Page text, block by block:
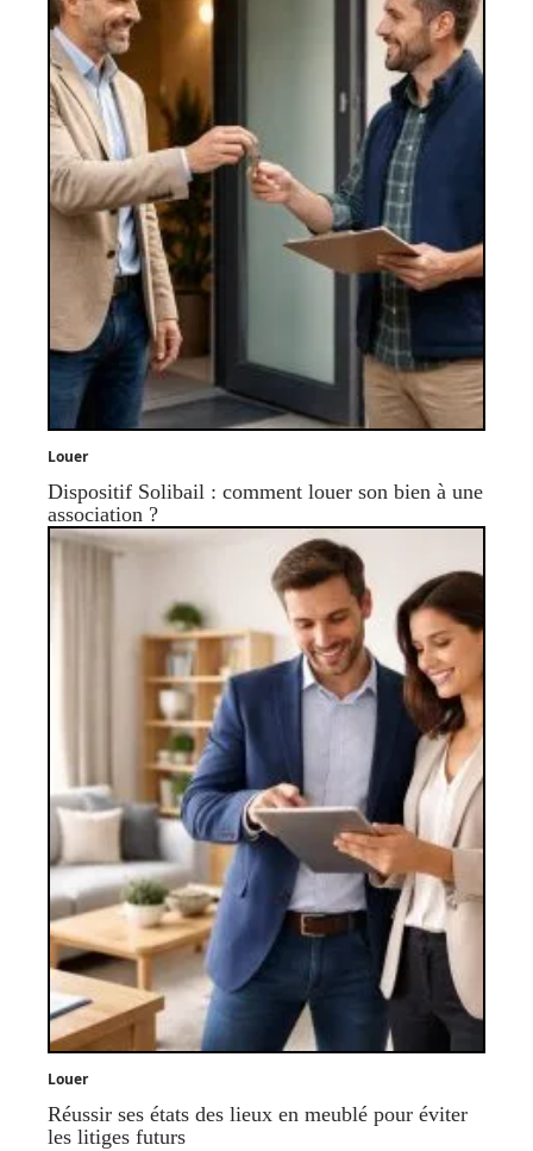
Louer
Dispositif Solibail : comment louer son bien à une
association ?
Louer
Réussir ses états des lieux en meublé pour éviter
les litiges futurs